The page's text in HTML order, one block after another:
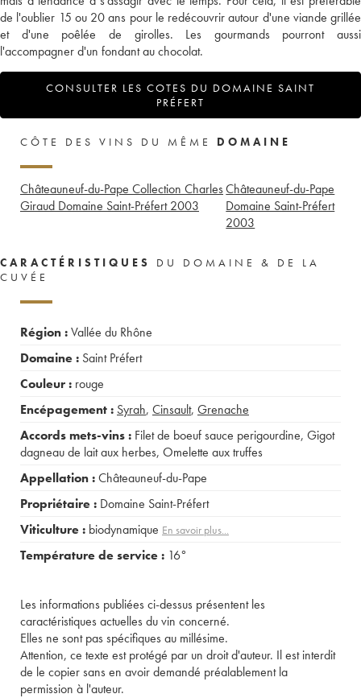
de l'oublier 15 ou 20 ans pour le redécouvrir autour d'une viande grillée
et d'une poêlée de girolles. Les gourmands pourront aussi
l'accompagner d'un fondant au chocolat.
CONSULTER LES COTES DU DOMAINE SAINT
PRÉFERT
CÔTE DES VINS DU MÊME DOMAINE
Châteauneuf-du-Pape Collection Charles
Giraud Domaine Saint-Préfert 2003
Châteauneuf-du-Pape
Domaine Saint-Préfert
2003
CARACTÉRISTIQUES
DU DOMAINE & DE LA
CUVÉE
Région :Vallée du Rhône
Domaine : Saint Préfert
Couleur : rouge
Encépagement : Syrah, Cinsault, Grenache
Accords mets-vins : Filet de boeuf sauce perigourdine, Gigot
dagneau de lait aux herbes, Omelette aux truffes
Appellation :Châteauneuf-du-Pape
Propriétaire : Domaine Saint-Préfert
Viticulture : biodynamique En savoir plus...
Température de service : 16°
Les informations publiées ci-dessus présentent les
caractéristiques actuelles du vin concerné.
Elles ne sont pas spécifiques au millésime.
Attention, ce texte est protégé par un droit d'auteur. Il est interdit
de le copier sans en avoir demandé préalablement la
permission à l'auteur.